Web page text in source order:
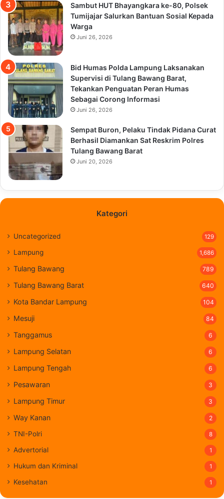
Sambut HUT Bhayangkara ke-80, Polsek
Tumijajar Salurkan Bantuan Sosial Kepada
Warga
Juni 26, 2026
Bid Humas Polda Lampung Laksanakan
Supervisi di Tulang Bawang Barat,
Tekankan Penguatan Peran Humas
Sebagai Corong Informasi
Juni 26, 2026
Sempat Buron, Pelaku Tindak Pidana Curat
Berhasil Diamankan Sat Reskrim Polres
Tulang Bawang Barat
Juni 20, 2026
Kategori
Uncategorized 129
Lampung 1,686
Tulang Bawang 789
Tulang Bawang Barat 640
Kota Bandar Lampung 104
Mesuji 84
Tanggamus 6
Lampung Selatan 6
Lampung Tengah 6
Pesawaran 3
Lampung Timur 3
Way Kanan 2
TNI-Polri 8
Advertorial 1
Hukum dan Kriminal 1
Kesehatan 1